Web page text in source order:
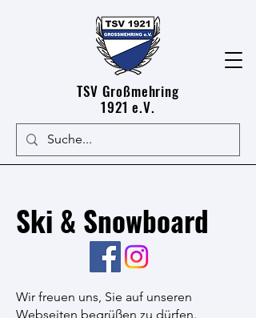
TSV Großmehring
1921 e.V.
Ski & Snowboard
Wir freuen uns, Sie auf unseren
Webseiten begrüßen zu dürfen.